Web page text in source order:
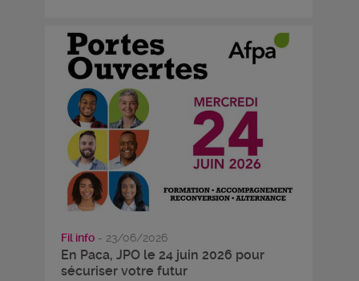
Fil info - 23/06/2026
En Paca, JPO le 24 juin 2026 pour
sécuriser votre futur